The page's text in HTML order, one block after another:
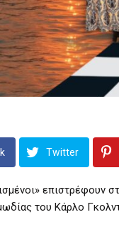
Twitter
επιστρέφουν
του Κάρλο